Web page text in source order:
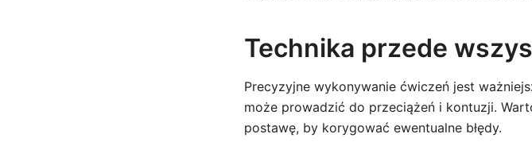
Technika przede
Precyzyjne wykonywanie ćwiczeń jest
może prowadzić do przeciążeń i kontuzji.
postawę, by korygować ewentualne błędy.